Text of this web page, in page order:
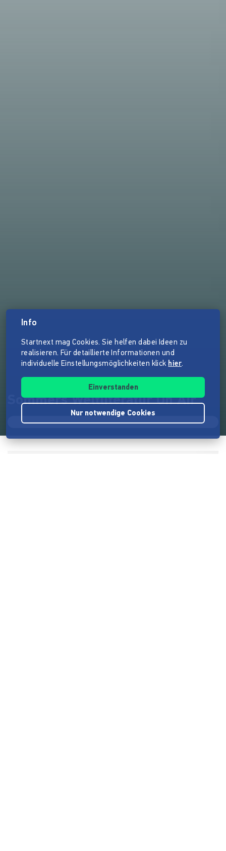
Sommers Weltliteratur On Air
Info
Startnext mag Cookies. Sie helfen dabei Ideen zu
realisieren. Für detaillierte Informationen und
individuelle Einstellungsmöglichkeiten klick hier.
Einverstanden
Nur notwendige Cookies